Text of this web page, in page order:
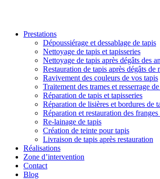
Prestations
Dépoussiérage et dessablage de tapis
Nettoyage de tapis et tapisseries
Nettoyage de tapis après dégâts des
Restauration de tapis après dégâts de
Ravivement des couleurs de vos tapis
Traitement des trames et resserrage
Réparation de tapis et tapisseries
Réparation de lisières et bordures de
Réparation et restauration des franges
Re-lainage de tapis
Création de teinte pour tapis
Livraison de tapis après restauration
Réalisations
Zone d’intervention
Contact
Blog